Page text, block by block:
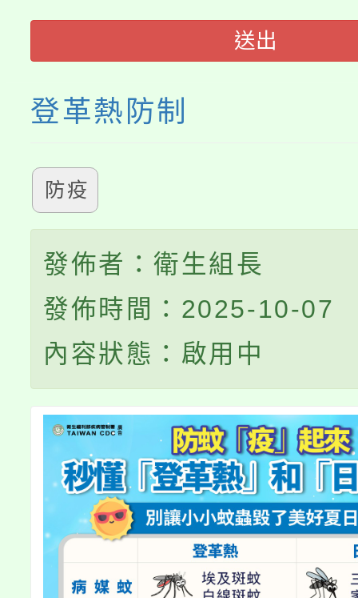
代理(課)教師甄選結果(
轉知中國文化大學推廣
《TA101》溝通分析基
程，歡迎學生輔導中心
系所師生報名參加。
送出
登革熱防制
防疫
發佈者：衛生組長
發佈時間：2025-10-07
內容狀態：啟用中